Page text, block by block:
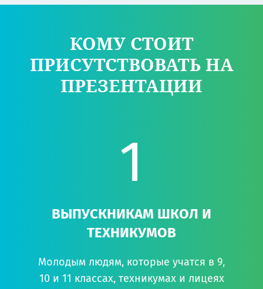
КОМУ СТОИТ
ПРИСУТСТВОВАТЬ НА
ПРЕЗЕНТАЦИИ
1
ВЫПУСКНИКАМ ШКОЛ И
ТЕХНИКУМОВ
Молодым людям, которые учатся в 9,
10 и 11 классах, техникумах и лицеях